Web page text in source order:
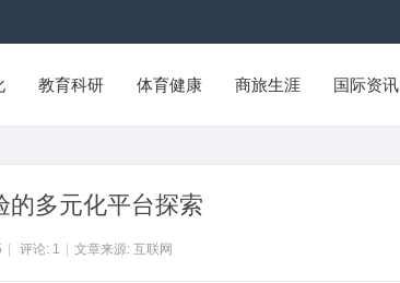
教育科研 体育健康 商旅生涯 国际资讯
的多元化平台探索
评论: 1 文章来源: 互联网